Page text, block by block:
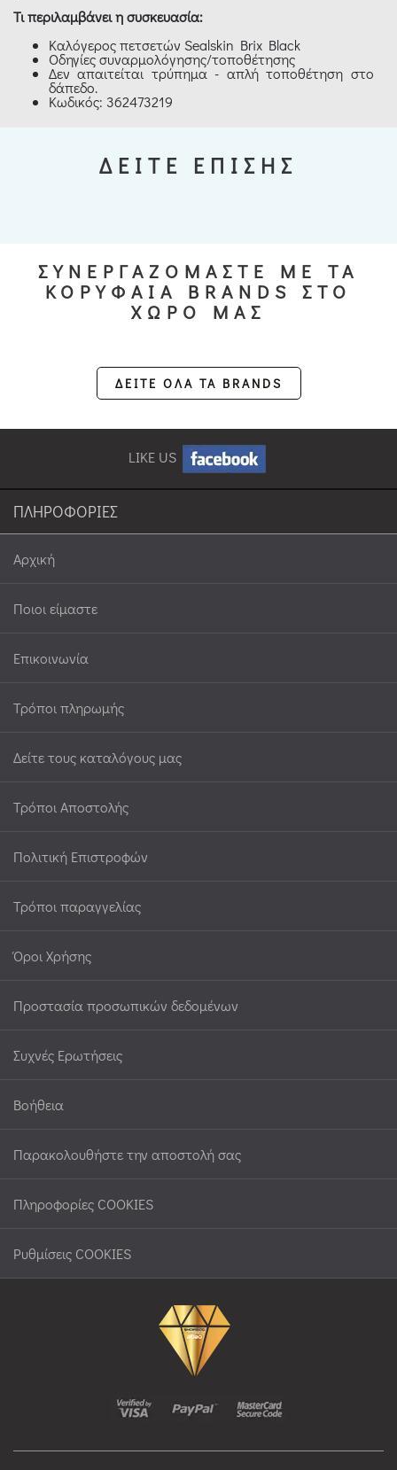
Τι περιλαμβάνει η συσκευασία:
Καλόγερος πετσετών Sealskin Brix Black
Οδηγίες συναρμολόγησης/τοποθέτησης
Δεν απαιτείται τρύπημα - απλή τοποθέτηση στο
δάπεδο.
Κωδικός: 362473219
ΔΕΙΤΕ ΕΠΙΣΗΣ
ΣΥΝΕΡΓΑΖΟΜΑΣΤΕ ΜΕ ΤΑ
ΚΟΡΥΦΑΙΑ BRANDS ΣΤΟ
ΧΩΡΟ ΜΑΣ
ΔΕΙΤΕ ΟΛΑ ΤΑ BRANDS
LIKE US
ΠΛΗΡΟΦΟΡΙΕΣ
Αρχική
Ποιοι είμαστε
Επικοινωνία
Τρόποι πληρωμής
Δείτε τους καταλόγους μας
Τρόποι Αποστολής
Πολιτική Επιστροφών
Τρόποι παραγγελίας
Όροι Χρήσης
Προστασία προσωπικών δεδομένων
Συχνές Ερωτήσεις
Βοήθεια
Παρακολουθήστε την αποστολή σας
Πληροφορίες COOKIES
Ρυθμίσεις COOKIES